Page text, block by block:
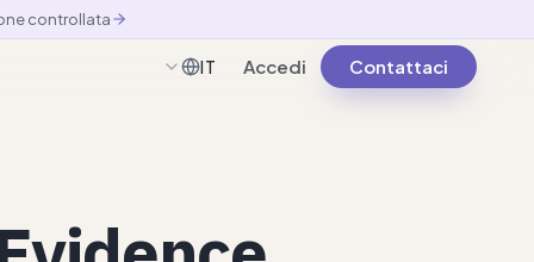
controllata
IT
ItalianoAccedi Contattaci